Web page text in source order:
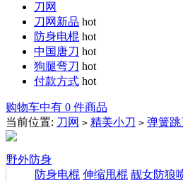
刀网
刀网新品 hot
防身电棍 hot
中国唐刀 hot
狗腿弯刀 hot
付款方式 hot
购物车中有 0 件商品
当前位置: 刀网 > 精美小刀 > 弹簧跳
野外防身
防身电棍 伸缩甩棍 靓女防狼